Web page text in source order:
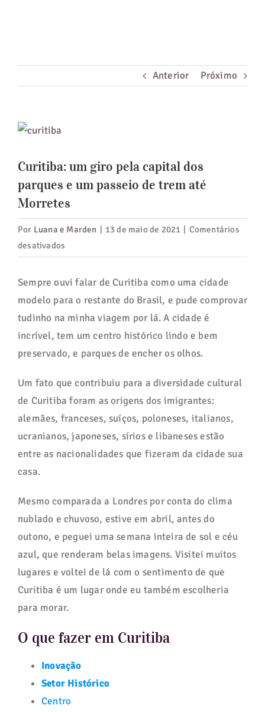
Anterior Próximo
View
Image
Curitiba: um giro pela capital dos
parques e um passeio de trem até
Morretes
Por Luana e Marden | 13 de maio de 2021 | Comentários
desativados
Curitiba:
um
capital
dos
parques
um
passeio
de
trem
até
Sempre ouvi falar de Curitiba como uma cidade
modelo para o restante do Brasil, e pude comprovar
tudinho na minha viagem por lá. A cidade é
incrível, tem um centro histórico lindo e bem
preservado, e parques de encher os olhos.
Um fato que contribuiu para a diversidade cultural
de Curitiba foram as origens dos imigrantes:
alemães, franceses, suíços, poloneses, italianos,
ucranianos, japoneses, sírios e libaneses estão
entre as nacionalidades que fizeram da cidade sua
casa.
Mesmo comparada a Londres por conta do clima
nublado e chuvoso, estive em abril, antes do
outono, e peguei uma semana inteira de sol e céu
azul, que renderam belas imagens. Visitei muitos
lugares e voltei de lá com o sentimento de que
Curitiba é um lugar onde eu também escolheria
para morar.
O que fazer em Curitiba
Inovação
Setor Histórico
Centro